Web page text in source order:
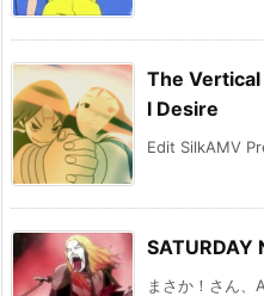
The
l Desire
Edit SilkAMV
SATURDAY
まさか！さん、